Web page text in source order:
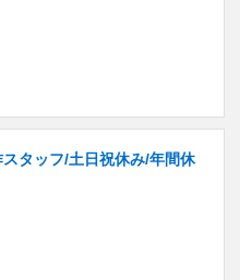
スタッフ/土日祝休み/年間休